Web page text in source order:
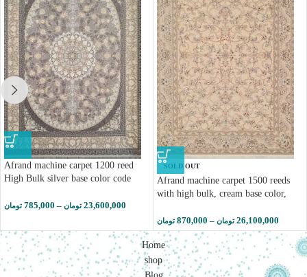
Afrand machine carpet 1200 reed
High Bulk silver base color code
785,000 تومان – 23,600,000 تومان
SOLD OUT
Afrand machine carpet 1500 reeds
with high bulk, cream base color,
870,000 تومان – 26,100,000 تومان
Home
shop